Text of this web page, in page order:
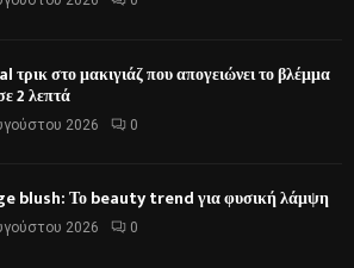
τρικ στο μακιγιάζ που απογειώνει το βλέμμα
2 λεπτά
2026 0
blush: Το beauty trend για φυσική λάμψη
2026 0